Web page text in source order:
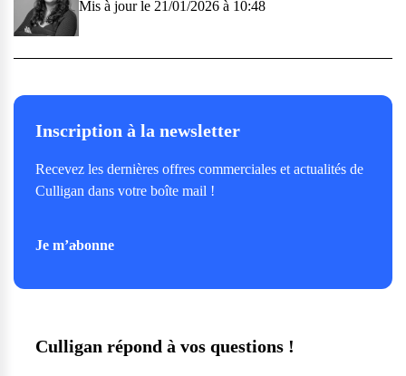
Mis à jour le 21/01/2026 à 10:48
Inscription à la newsletter
Recevez les dernières offres commerciales et actualités de
Culligan dans votre boîte mail !
Je m’abonne
Culligan répond à vos questions !